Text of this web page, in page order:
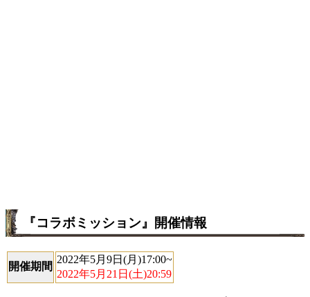
『コラボミッション』開催情報
開催期間
2022年5月9日(月)17:00~
2022年5月21日(土)20:59